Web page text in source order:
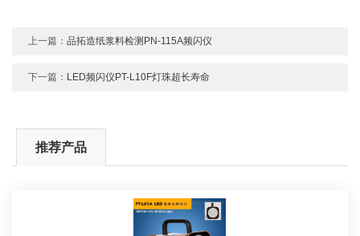
上一篇：品拓造纸浆料检测PN-115A频闪仪
下一篇： LED频闪仪PT-L10F灯珠超长寿命
推荐产品